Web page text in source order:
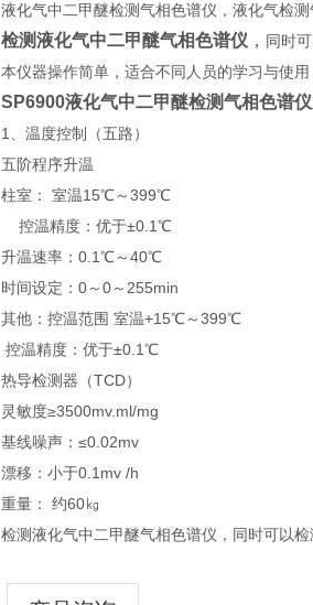
液化气中二甲醚检测气相色谱仪，液化气检
检测液化气中二甲醚气相色谱仪 ， 同时
本仪器操作简单，适合不同人员的学习与使
SP6900液化气中二甲醚检测气相色谱仪
1、温度控制（五路）
五阶程序升温
柱室： 室温15℃～399℃
控温精度：优于±0.1℃
升温速率：0.1℃～40℃
时间设定：0～0～255min
其他：控温范围 室温+15℃～399℃
控温精度：优于±0.1℃
热导检测器（TCD）
灵敏度≥3500mv.ml/mg
基线噪声：≤0.02mv
漂移：小于0.1mv /h
重量： 约60㎏
检测液化气中二甲醚气相色谱仪，同时可以